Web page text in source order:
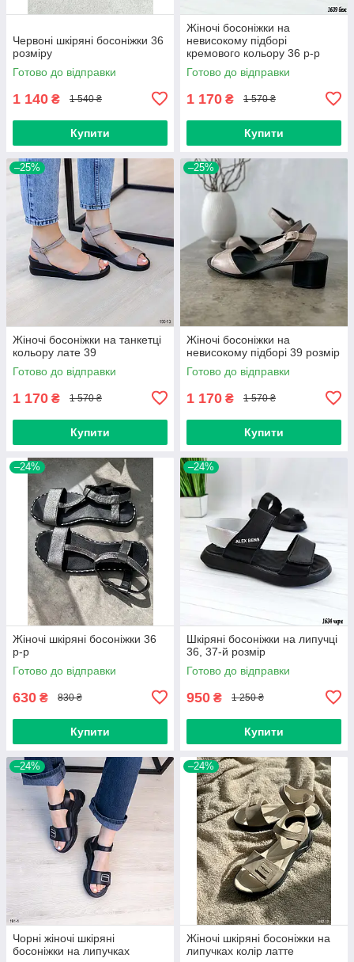
Червоні шкіряні босоніжки 36
розміру
Готово до відправки
1 140 ₴ 1 540 ₴
Купити
Жіночі босоніжки на
невисокому підборі
кремового кольору 36 р-р
Готово до відправки
1 170 ₴ 1 570 ₴
Купити
–25%
Жіночі босоніжки на танкетці
кольору лате 39
Готово до відправки
1 170 ₴ 1 570 ₴
Купити
–25%
Жіночі босоніжки на
невисокому підборі 39 розмір
Готово до відправки
1 170 ₴ 1 570 ₴
Купити
–24%
Жіночі шкіряні босоніжки 36
р-р
Готово до відправки
630 ₴ 830 ₴
Купити
–24%
Шкіряні босоніжки на липучці
36, 37-й розмір
Готово до відправки
950 ₴ 1 250 ₴
Купити
–24%
Чорні жіночі шкіряні
босоніжки на липучках
–24%
Жіночі шкіряні босоніжки на
липучках колір латте